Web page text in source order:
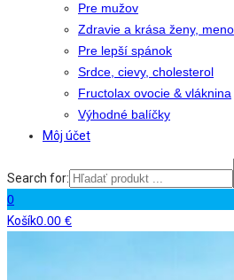
Pre mužov
Zdravie a krása ženy,
Pre lepší spánok
Srdce, cievy, cholesterol
Fructolax ovocie & vláknina
Výhodné balíčky
Môj účet
Search for:
0
Košík0.00 €